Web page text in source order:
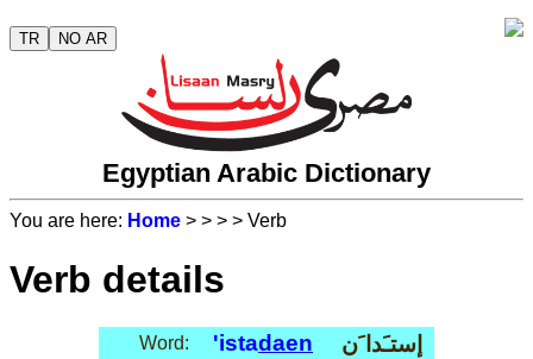
TR NO AR
Egyptian Arabic Dictionary
You are here: Home > > > > Verb
Verb details
Word: 'istadaen إستـَدا َن